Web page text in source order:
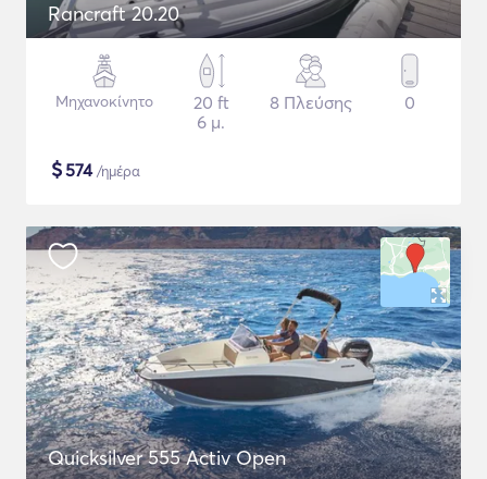
Rancraft 20.20
Μηχανοκίνητο
20 ft
6 μ.
8 Πλεύσης 0
$574/ημέρα
Quicksilver 555 Activ Open